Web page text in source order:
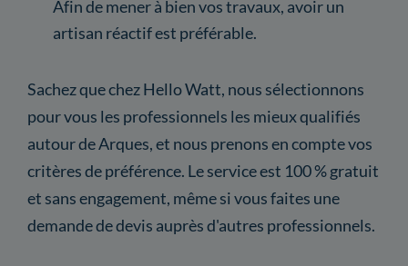
Afin de mener à bien vos travaux, avoir un
artisan réactif est préférable.
Sachez que chez Hello Watt, nous sélectionnons
pour vous les professionnels les mieux qualifiés
autour de Arques, et nous prenons en compte vos
critères de préférence. Le service est 100 % gratuit
et sans engagement, même si vous faites une
demande de devis auprès d'autres professionnels.